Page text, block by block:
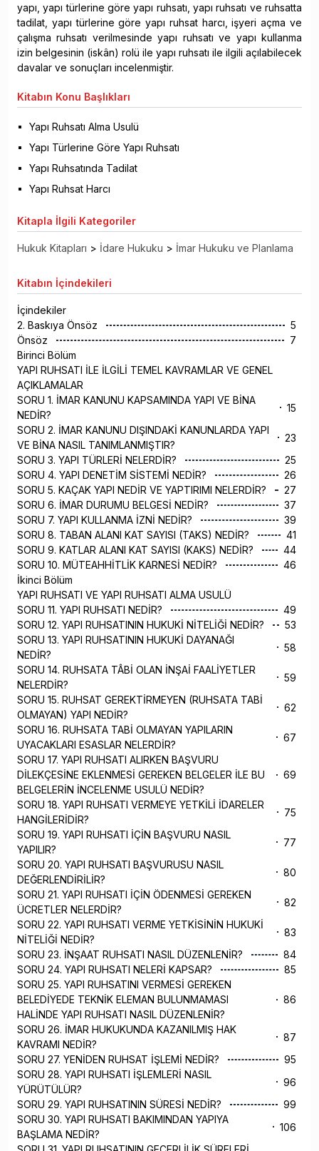
yapı, yapı türlerine göre yapı ruhsatı, yapı ruhsatı ve ruhsatta
tadilat, yapı türlerine göre yapı ruhsat harcı, işyeri açma ve
çalışma ruhsatı verilmesinde yapı ruhsatı ve yapı kullanma
izin belgesinin (iskân) rolü ile yapı ruhsatı ile ilgili açılabilecek
davalar ve sonuçları incelenmiştir.
Kitabın Konu Başlıkları
Yapı Ruhsatı Alma Usulü
Yapı Türlerine Göre Yapı Ruhsatı
Yapı Ruhsatında Tadilat
Yapı Ruhsat Harcı
Kitapla İlgili Kategoriler
Hukuk Kitapları > İdare Hukuku > İmar Hukuku ve Planlama
Kitabın İçindekileri
İçindekiler
2. Baskıya Önsöz
5
Önsöz
7
Birinci Bölüm
YAPI RUHSATI İLE İLGİLİ TEMEL KAVRAMLAR VE GENEL
AÇIKLAMALAR
SORU 1. İMAR KANUNU KAPSAMINDA YAPI VE BİNA
NEDİR?
15
SORU 2. İMAR KANUNU DIŞINDAKİ KANUNLARDA YAPI
VE BİNA NASIL TANIMLANMIŞTIR?
23
SORU 3. YAPI TÜRLERİ NELERDİR?
25
SORU 4. YAPI DENETİM SİSTEMİ NEDİR?
26
SORU 5. KAÇAK YAPI NEDİR VE YAPTIRIMI NELERDİR?
27
SORU 6. İMAR DURUMU BELGESİ NEDİR?
37
SORU 7. YAPI KULLANMA İZNİ NEDİR?
39
SORU 8. TABAN ALANI KAT SAYISI (TAKS) NEDİR?
41
SORU 9. KATLAR ALANI KAT SAYISI (KAKS) NEDİR?
44
SORU 10. MÜTEAHHİTLİK KARNESİ NEDİR?
46
İkinci Bölüm
YAPI RUHSATI VE YAPI RUHSATI ALMA USULÜ
SORU 11. YAPI RUHSATI NEDİR?
49
SORU 12. YAPI RUHSATININ HUKUKİ NİTELİĞİ NEDİR?
53
SORU 13. YAPI RUHSATININ HUKUKİ DAYANAĞI
NEDİR?
58
SORU 14. RUHSATA TÂBİ OLAN İNŞAİ FAALİYETLER
NELERDİR?
59
SORU 15. RUHSAT GEREKTİRMEYEN (RUHSATA TABİ
OLMAYAN) YAPI NEDİR?
62
SORU 16. RUHSATA TABİ OLMAYAN YAPILARIN
UYACAKLARI ESASLAR NELERDİR?
67
SORU 17. YAPI RUHSATI ALIRKEN BAŞVURU
DİLEKÇESİNE EKLENMESİ GEREKEN BELGELER İLE BU
BELGELERİN İNCELENME USULÜ NEDİR?
69
SORU 18. YAPI RUHSATI VERMEYE YETKİLİ İDARELER
HANGİLERİDİR?
75
SORU 19. YAPI RUHSATI İÇİN BAŞVURU NASIL
YAPILIR?
77
SORU 20. YAPI RUHSATI BAŞVURUSU NASIL
DEĞERLENDİRİLİR?
80
SORU 21. YAPI RUHSATI İÇİN ÖDENMESİ GEREKEN
ÜCRETLER NELERDİR?
82
SORU 22. YAPI RUHSATI VERME YETKİSİNİN HUKUKİ
NİTELİĞİ NEDİR?
83
SORU 23. İNŞAAT RUHSATI NASIL DÜZENLENİR?
84
SORU 24. YAPI RUHSATI NELERİ KAPSAR?
85
SORU 25. YAPI RUHSATINI VERMESİ GEREKEN
BELEDİYEDE TEKNİK ELEMAN BULUNMAMASI
HALİNDE YAPI RUHSATI NASIL DÜZENLENİR?
86
SORU 26. İMAR HUKUKUNDA KAZANILMIŞ HAK
KAVRAMI NEDİR?
87
SORU 27. YENİDEN RUHSAT İŞLEMİ NEDİR?
95
SORU 28. YAPI RUHSATI İŞLEMLERİ NASIL
YÜRÜTÜLÜR?
96
SORU 29. YAPI RUHSATININ SÜRESİ NEDİR?
99
SORU 30. YAPI RUHSATI BAKIMINDAN YAPIYA
BAŞLAMA NEDİR?
106